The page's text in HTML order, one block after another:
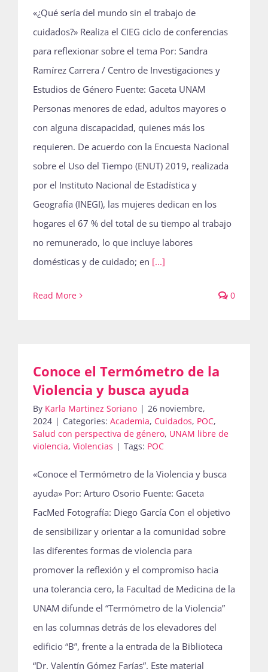
«¿Qué sería del mundo sin el trabajo de
cuidados?» Realiza el CIEG ciclo de conferencias
para reflexionar sobre el tema Por: Sandra
Ramírez Carrera / Centro de Investigaciones y
Estudios de Género Fuente: Gaceta UNAM
Personas menores de edad, adultos mayores o
con alguna discapacidad, quienes más los
requieren. De acuerdo con la Encuesta Nacional
sobre el Uso del Tiempo (ENUT) 2019, realizada
por el Instituto Nacional de Estadística y
Geografía (INEGI), las mujeres dedican en los
hogares el 67 % del total de su tiempo al trabajo
no remunerado, lo que incluye labores
domésticas y de cuidado; en [...]
Read More 0
Conoce el Termómetro de la
Violencia y busca ayuda
By Karla Martinez Soriano | 26 noviembre,
2024 | Categories: Academia, Cuidados, POC,
Salud con perspectiva de género, UNAM libre de
violencia, Violencias | Tags: POC
«Conoce el Termómetro de la Violencia y busca
ayuda» Por: Arturo Osorio Fuente: Gaceta
FacMed Fotografía: Diego García Con el objetivo
de sensibilizar y orientar a la comunidad sobre
las diferentes formas de violencia para
promover la reflexión y el compromiso hacia
una tolerancia cero, la Facultad de Medicina de la
UNAM difunde el “Termómetro de la Violencia”
en las columnas detrás de los elevadores del
edificio “B”, frente a la entrada de la Biblioteca
“Dr. Valentín Gómez Farías”. Este material